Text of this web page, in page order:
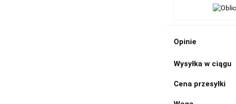
Opinie
Wysyłka w ciągu
Cena przesyłki